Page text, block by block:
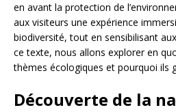
en avant la protection de
aux visiteurs une expérience
biodiversité, tout en sensibilisant
ce texte, nous allons explorer en
thèmes écologiques et pourquoi ils
Découverte de la